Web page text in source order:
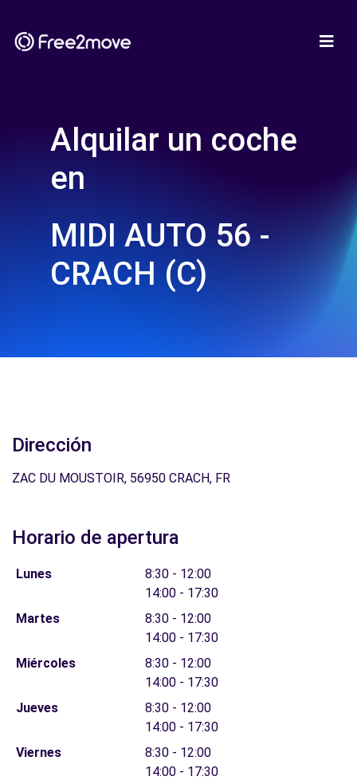
Alquilar un coche
en
MIDI AUTO 56 -
CRACH (C)
Dirección
ZAC DU MOUSTOIR, 56950 CRACH, FR
Horario de apertura
Lunes
8:30 - 12:00
14:00 - 17:30
Martes
8:30 - 12:00
14:00 - 17:30
Miércoles
8:30 - 12:00
14:00 - 17:30
Jueves
8:30 - 12:00
14:00 - 17:30
Viernes
8:30 - 12:00
14:00 - 17:30